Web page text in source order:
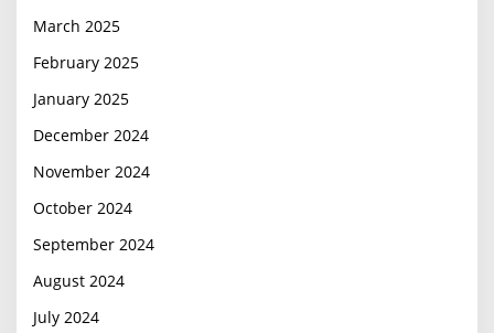
March 2025
February 2025
January 2025
December 2024
November 2024
October 2024
September 2024
August 2024
July 2024